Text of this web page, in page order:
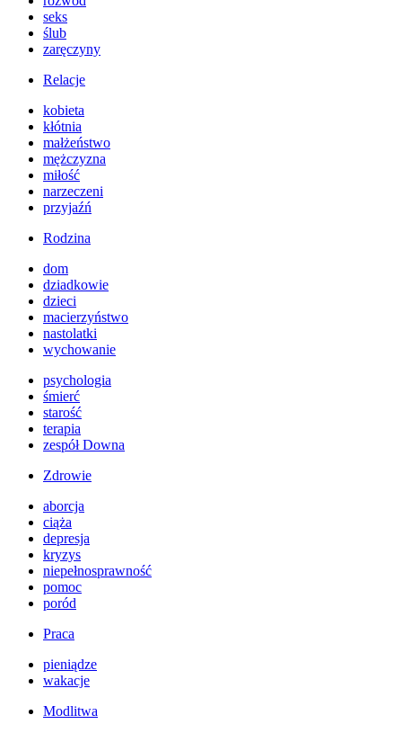
seks
ślub
zaręczyny
Relacje
kobieta
kłótnia
małżeństwo
mężczyzna
miłość
narzeczeni
przyjaźń
Rodzina
dom
dziadkowie
dzieci
macierzyństwo
nastolatki
wychowanie
psychologia
śmierć
starość
terapia
zespół Downa
Zdrowie
aborcja
ciąża
depresja
kryzys
niepełnosprawność
pomoc
poród
Praca
pieniądze
wakacje
Modlitwa